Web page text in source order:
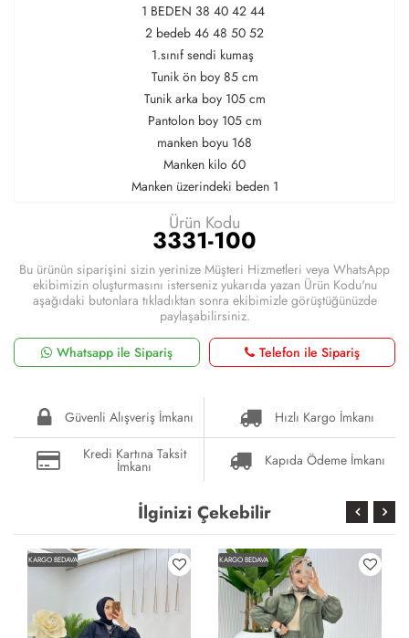
1 BEDEN 38 40 42 44
2 bedeb 46 48 50 52
1.sınıf sendi kumaş
Tunik ön boy 85 cm
Tunik arka boy 105 cm
Pantolon boy 105 cm
manken boyu 168
Manken kilo 60
Manken üzerindeki beden 1
Ürün Kodu
3331-100
Bu ürünün siparişini sizin yerinize Müşteri Hizmetleri veya WhatsApp
ekibimizin oluşturmasını isterseniz yukarıda yazan Ürün Kodu'nu
aşağıdaki butonlara tıkladıktan sonra ekibimizle görüştüğünüzde
paylaşabilirsiniz.
Whatsapp ile Sipariş
Telefon ile Sipariş
Güvenli Alışveriş İmkanı
Hızlı Kargo İmkanı
Kredi Kartına Taksit
İmkanı Kapıda Ödeme İmkanı
İlginizi Çekebilir
KARGO BEDAVA KARGO BEDAVA